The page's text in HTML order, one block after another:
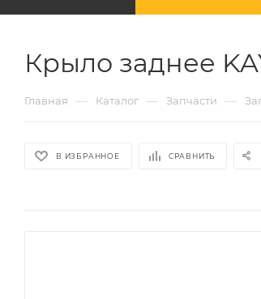
Крыло заднее
Главная — Каталог — Запчасти —
В ИЗБРАННОЕ СРАВНИТЬ